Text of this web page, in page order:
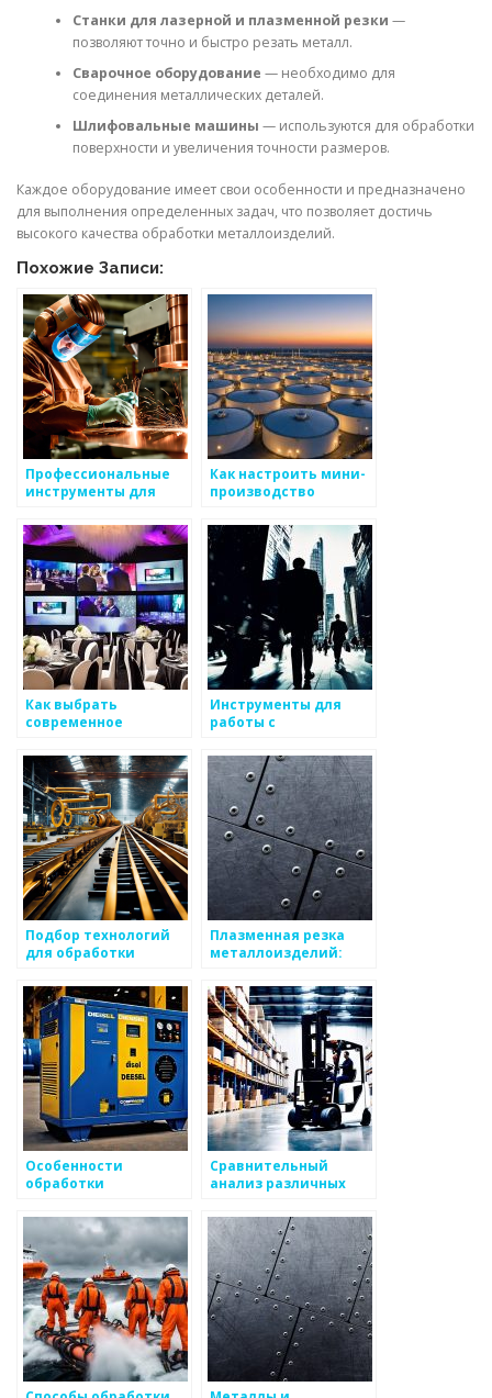
Станки для лазерной и плазменной резки —
позволяют точно и быстро резать металл.
Сварочное оборудование — необходимо для
соединения металлических деталей.
Шлифовальные машины — используются для обработки
поверхности и увеличения точности размеров.
Каждое оборудование имеет свои особенности и предназначено
для выполнения определенных задач, что позволяет достичь
высокого качества обработки металлоизделий.
Похожие Записи:
Профессиональные
инструменты для
Как настроить мини-
производство
Как выбрать
современное
обработки металлов
Инструменты для
работы с
Подбор технологий
для обработки
металлоизделий
Плазменная резка
металлоизделий:
недостатки
Особенности
обработки
Сравнительный
анализ различных
металлов